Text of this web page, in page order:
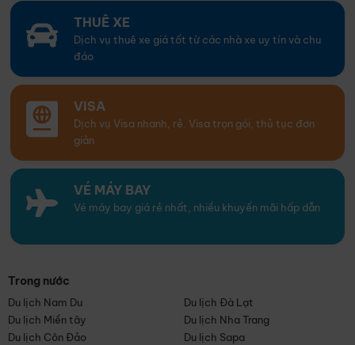
THUÊ XE
Dịch vụ thuê xe giá tốt từ các nhà xe uy tín và chu
đáo
VISA
Dịch vụ Visa nhanh, rẻ. Visa trọn gói, thủ tục đơn
giản
VÉ MÁY BAY
Vé máy bay giá rẻ nhất, nhiều khuyến mãi hấp dẫn
Trong nước
Du lịch Nam Du
Du lịch Đà Lạt
Du lịch Miền tây
Du lịch Nha Trang
Du lịch Côn Đảo
Du lịch Sapa